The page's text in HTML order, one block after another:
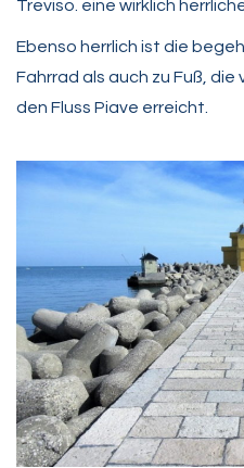
Treviso. eine wirklich
Ebenso herrlich ist die
Fahrrad als auch zu Fuß,
den Fluss Piave erreicht.